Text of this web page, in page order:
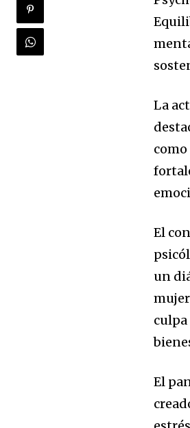
La
El
un
El